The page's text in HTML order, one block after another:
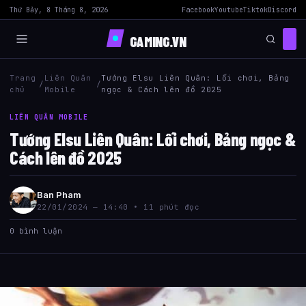
Thứ Bảy, 8 Tháng 8, 2026 FacebookYoutubeTiktokDiscord
GAMING.VN
Trang
chủ
/
Liên Quân
Mobile
/
Tướng Elsu Liên Quân: Lối chơi, Bảng
ngọc & Cách lên đồ 2025
LIÊN QUÂN MOBILE
Tướng Elsu Liên Quân: Lối chơi, Bảng ngọc &
Cách lên đồ 2025
Ban Pham
22/01/2024 — 14:40 • 11 phút đọc
0 bình luận